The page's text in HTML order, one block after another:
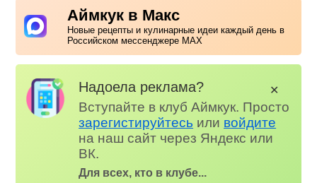
Аймкук в Макс
Новые рецепты и кулинарные идеи каждый день в
Российском мессенджере MAX
Надоела реклама?
Вступайте в клуб Аймкук. Просто
зарегистируйтесь или войдите
на наш сайт через Яндекс или
ВК.
Для всех, кто в клубе...
✕